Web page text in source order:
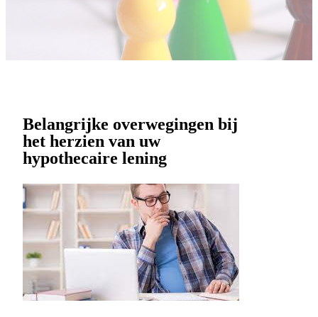
Belangrijke overwegingen bij
het herzien van uw
hypothecaire lening